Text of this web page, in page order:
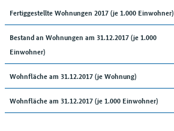
Fertiggestellte Wohnungen 2017 (je 1.000 Einwohner)
Bestand an Wohnungen am 31.12.2017 (je 1.000
Einwohner)
Wohnfläche am 31.12.2017 (je Wohnung)
Wohnfläche am 31.12.2017 (je 1.000 Einwohner)